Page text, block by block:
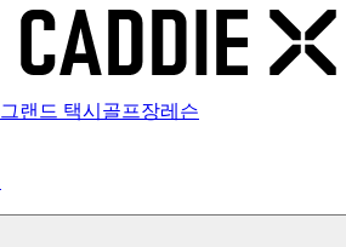
그랜드 택시 골프장레슨